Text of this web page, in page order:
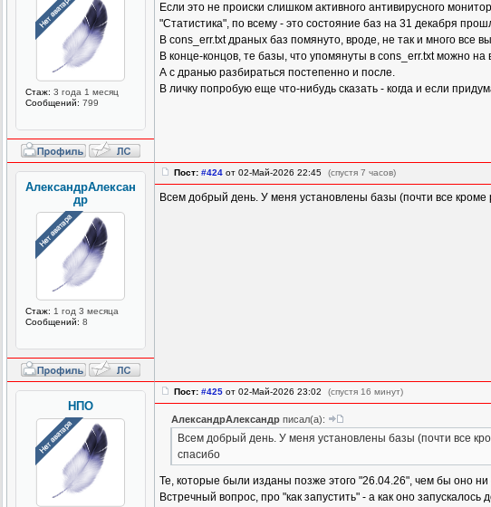
Стаж: 3 года 1 месяц
Сообщений: 799
Если это не происки слишком активного антивирусного
"Статистика", по всему - это состояние баз на 31 декабря
В cons_err.txt драных баз помянуто, вроде, не так и много все
В конце-концов, те базы, что упомянуты в cons_err.txt можно
А с дранью разбираться постепенно и после.
В личку попробую еще что-нибудь сказать - когда и если
АлександрАлексан
др
Стаж: 1 год 3 месяца
Сообщений: 8
Пост: #424 от 02-Май-2026 22:45 (спустя 7 часов)
Всем добрый день. У меня установлены базы (почти все
НПО
Пост: #425 от 02-Май-2026 23:02 (спустя 16 минут)
АлександрАлександрписал(а):
Всем добрый день. У меня установлены базы (почти все
спасибо
Те, которые были изданы позже этого "26.04.26", чем бы оно ни
Встречный вопрос, про "как запустить" - а как оно